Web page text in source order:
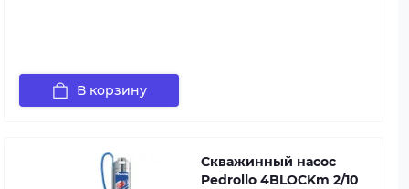
В корзину
Скважинный насос
Pedrollo 4BLOCKm 2/10